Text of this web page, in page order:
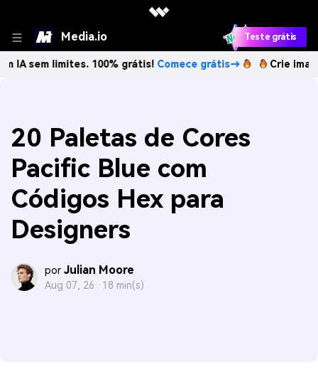
Media.io Teste grátis
limites. 100% grátis!Comece grátis→ Crie imagens
20 Paletas de Cores
Pacific Blue com
Códigos Hex para
Designers
por Julian Moore
Aug 07, 26 · 18 min(s)